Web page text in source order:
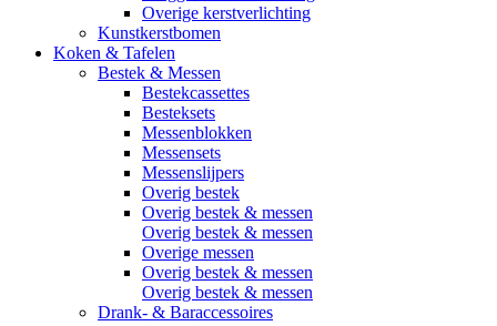
Overige kerstverlichting
Kunstkerstbomen
Koken & Tafelen
Bestek & Messen
Bestekcassettes
Besteksets
Messenblokken
Messensets
Messenslijpers
Overig bestek
Overig bestek & messen
Overig bestek & messen
Overige messen
Overig bestek & messen
Overig bestek & messen
Drank- & Baraccessoires